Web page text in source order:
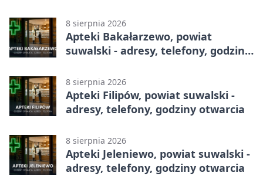
8 sierpnia 2026
Apteki Bakałarzewo, powiat
suwalski - adresy, telefony, godziny
8 sierpnia 2026
Apteki Filipów, powiat suwalski -
adresy, telefony, godziny otwarcia
8 sierpnia 2026
Apteki Jeleniewo, powiat suwalski -
adresy, telefony, godziny otwarcia